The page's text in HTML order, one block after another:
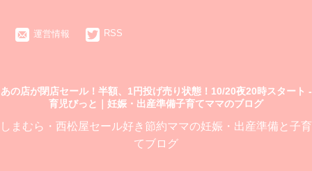
運営情報 RSS
あの店が閉店セール！半額、1円投げ売り状態！10/20夜20時スタート -
育児びっと｜妊娠・出産準備子育てママのブログ
しまむら・西松屋セール好き節約ママの妊娠・出産準備と子育
てブログ